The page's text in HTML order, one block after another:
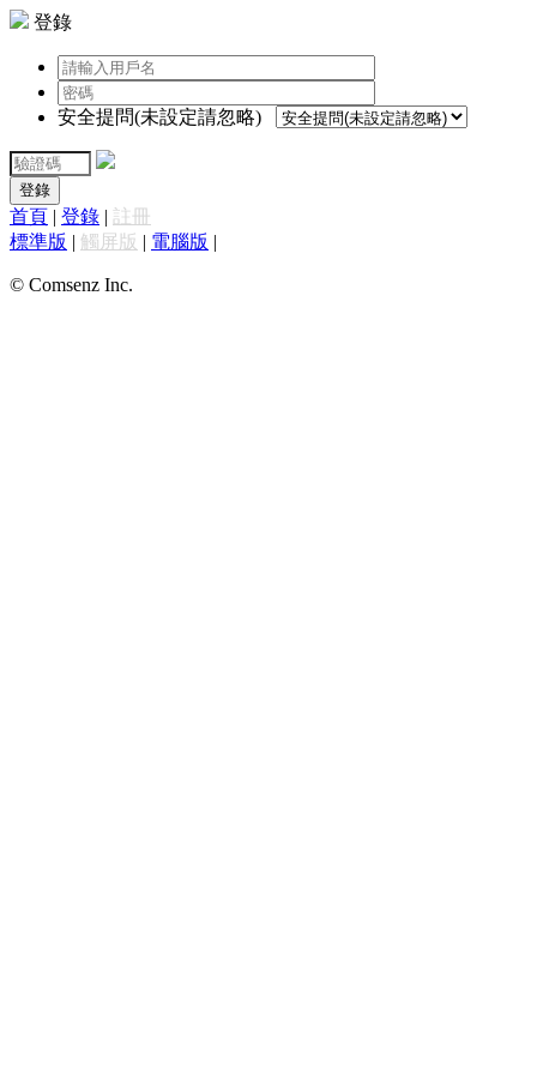
登錄
安全提問(未設定請忽略)
登錄
首頁 | 登錄 | 註冊
標準版 | 觸屏版 | 電腦版 |
© Comsenz Inc.